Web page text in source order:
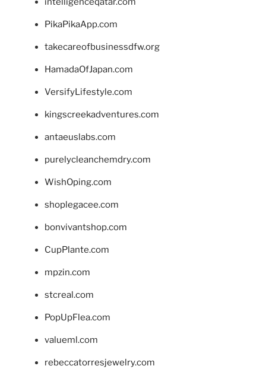
PikaPikaApp.com
takecareofbusinessdfw.org
HamadaOfJapan.com
VersifyLifestyle.com
kingscreekadventures.com
antaeuslabs.com
purelycleanchemdry.com
WishOping.com
shoplegacee.com
bonvivantshop.com
CupPlante.com
mpzin.com
stcreal.com
PopUpFlea.com
valueml.com
rebeccatorresjewelry.com